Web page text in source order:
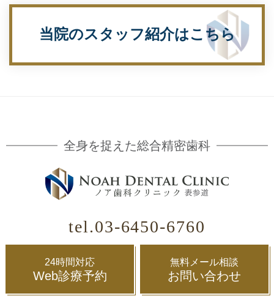
当院のスタッフ紹介はこちら
全身を捉えた総合精密歯科
tel.03-6450-6760
24時間対応
Web診療予約
無料メール相談
お問い合わせ